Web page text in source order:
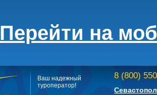
Перейти на
Ваш надежный
туроператор!
8 (800)